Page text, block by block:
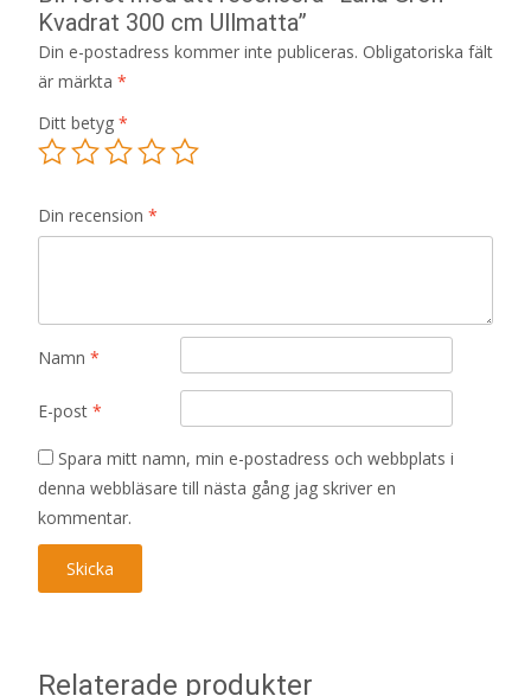
Kvadrat 300 cm Ullmatta”
Din e-postadress kommer inte publiceras. Obligatoriska fält
är märkta *
Ditt betyg *
Din recension *
Namn *
E-post *
Spara mitt namn, min e-postadress och webbplats i
denna webbläsare till nästa gång jag skriver en
kommentar.
Relaterade produkter